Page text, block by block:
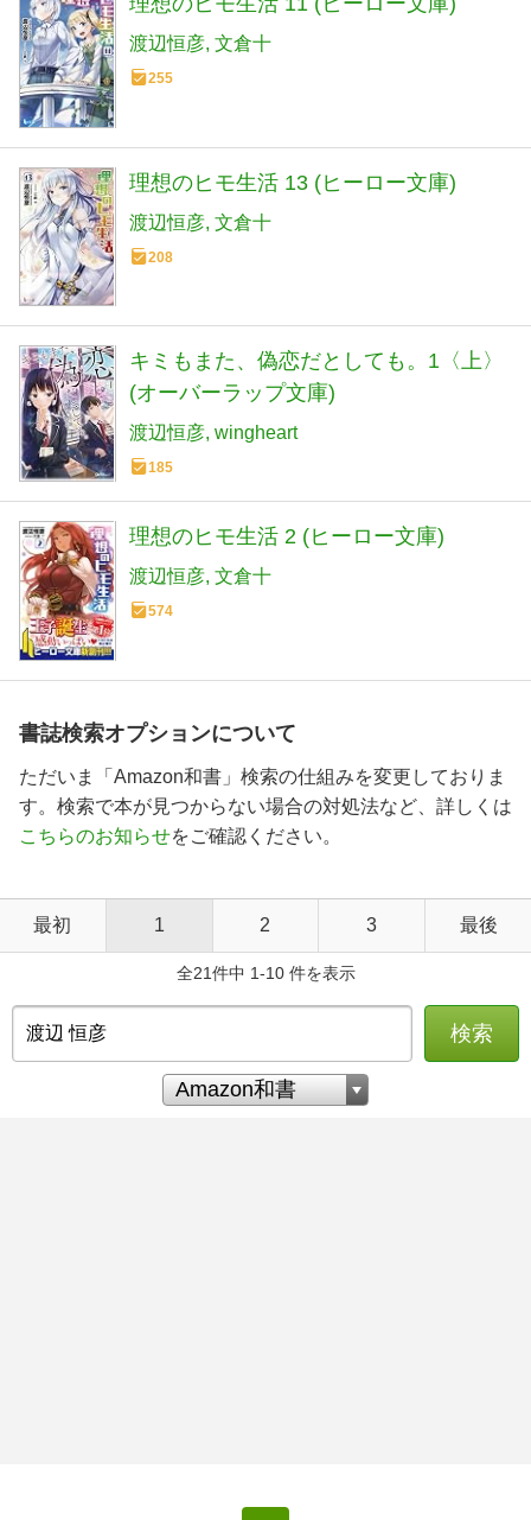
渡辺恒彦 文倉十
255
理想のヒモ生活 13 (ヒーロー文庫)
渡辺恒彦 文倉十
208
キミもまた、偽恋だとしても。1〈上〉
(オーバーラップ文庫)
渡辺恒彦 wingheart
185
理想のヒモ生活 2 (ヒーロー文庫)
渡辺恒彦 文倉十
574
書誌検索オプションについて
ただいま「Amazon和書」検索の仕組みを変更しておりま
す。検索で本が見つからない場合の対処法など、詳しくは
こちらのお知らせをご確認ください。
最初 1 2 3 最後
全21件中 1-10 件を表示
検索